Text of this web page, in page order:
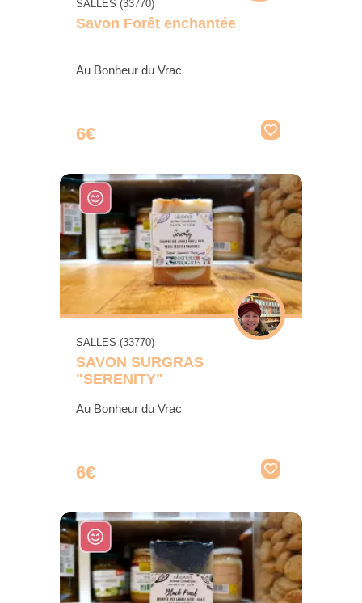
SALLES (33770)
Savon Forêt enchantée
Au Bonheur du Vrac
6€
SALLES (33770)
SAVON SURGRAS
"SERENITY"
Au Bonheur du Vrac
6€